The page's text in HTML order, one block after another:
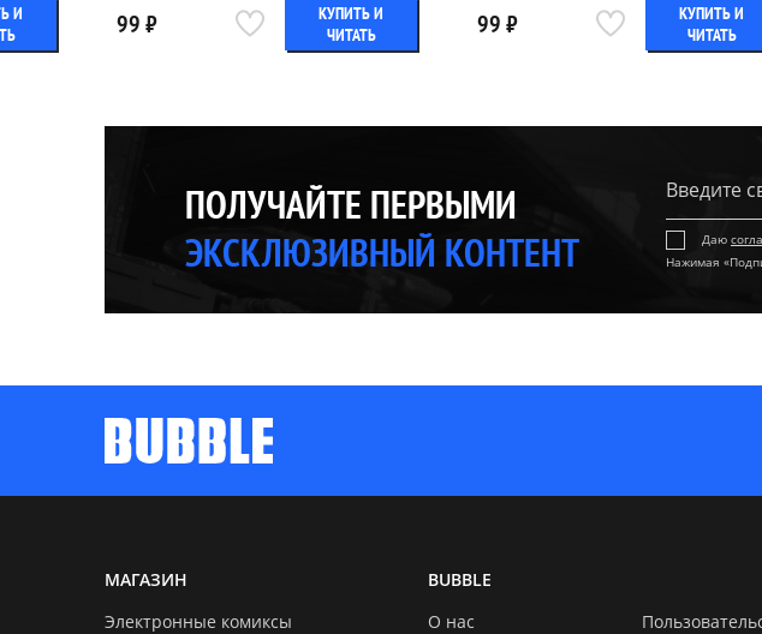
И
99 ₽
КУПИТЬ И
ЧИТАТЬ
99 ₽
КУПИТЬ И
ЧИТАТЬ
ПОЛУЧАЙТЕ ПЕРВЫМИ
ЭКСКЛЮЗИВНЫЙ КОНТЕНТ
Даю
Нажимая
МАГАЗИН
Электронные комиксы
BUBBLE
О нас